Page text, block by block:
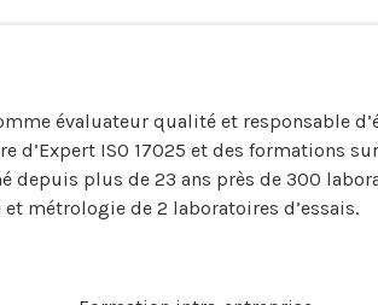
évaluateur qualité et responsable
d’Expert ISO 17025 et des formations
depuis plus de 23 ans près de 300
métrologie de 2 laboratoires d’essais.